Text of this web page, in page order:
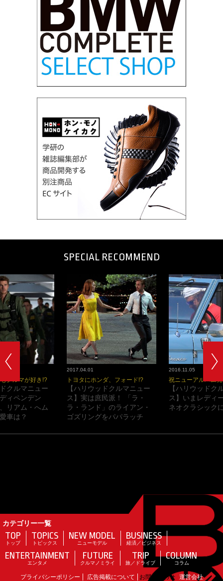
SPECIAL RECOMMEND
2017.04.01
トヨタにホンダ、フォード!?
【ハリウッドクルマニュー
ス】実は庶民派！ 「ラ・
ラ・ランド」のライアン・
ゴズリングをパパラッチ
2016.11.05
祝ニューアルバム
【ハリウッドク
ス】いまレディ
ネオクラシック
クルマが好き!?
クルマニュー
ィペンデン
リアム・へム
車は？
カテゴリー一覧
TOP
トップ
TOPICS
トピックス
NEW MODEL
ニューモデル
BUSINESS
経済／ビジネス
ENTERTAINMENT
エンタメ
FUTURE
クルマノミライ
TRIP
旅／ドライブ
COLUMN
コラム
プライバシーポリシー 広告掲載について お問い合わせ 運営会社